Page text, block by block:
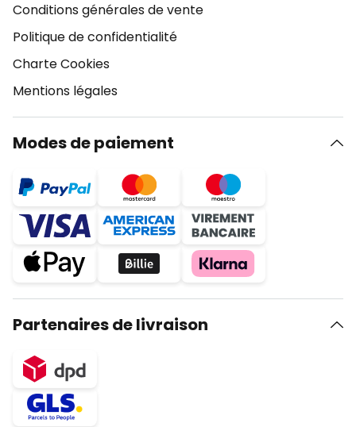
Conditions générales de vente
Politique de confidentialité
Charte Cookies
Mentions légales
Modes de paiement
Partenaires de livraison